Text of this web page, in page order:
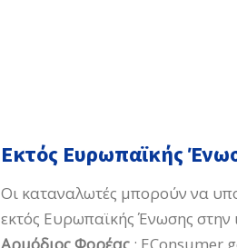
Εκτός Ευρωπαϊκής
Οι καταναλωτές μπορούν να
εκτός Ευρωπαϊκής Ένωσης στην
Αρμόδιος Φορέας :